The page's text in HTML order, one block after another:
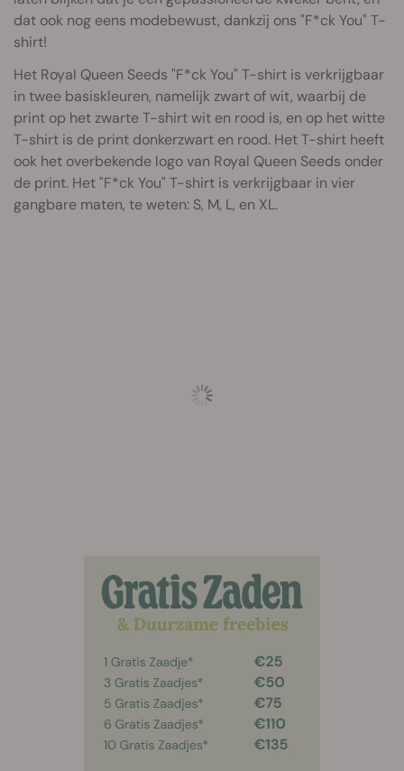
dat ook nog eens modebewust, dankzij ons "F*ck You" T-
shirt!
Het Royal Queen Seeds "F*ck You" T-shirt is verkrijgbaar
in twee basiskleuren, namelijk zwart of wit, waarbij de
print op het zwarte T-shirt wit en rood is, en op het witte
T-shirt is de print donkerzwart en rood. Het T-shirt heeft
ook het overbekende logo van Royal Queen Seeds onder
de print. Het "F*ck You" T-shirt is verkrijgbaar in vier
gangbare maten, te weten: S, M, L, en XL.